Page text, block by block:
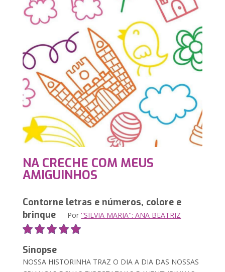
NA CRECHE COM MEUS
AMIGUINHOS
Contorne letras e números, colore e
brinque
Por ''SILVIA MARIA'': ANA BEATRIZ
Sinopse
NOSSA HISTORINHA TRAZ O DIA A DIA DAS NOSSAS